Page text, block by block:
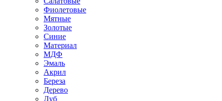
Фиолетовые
Мятные
Золотые
Синие
Материал
МДФ
Эмаль
Акрил
Береза
Дерево
Дуб